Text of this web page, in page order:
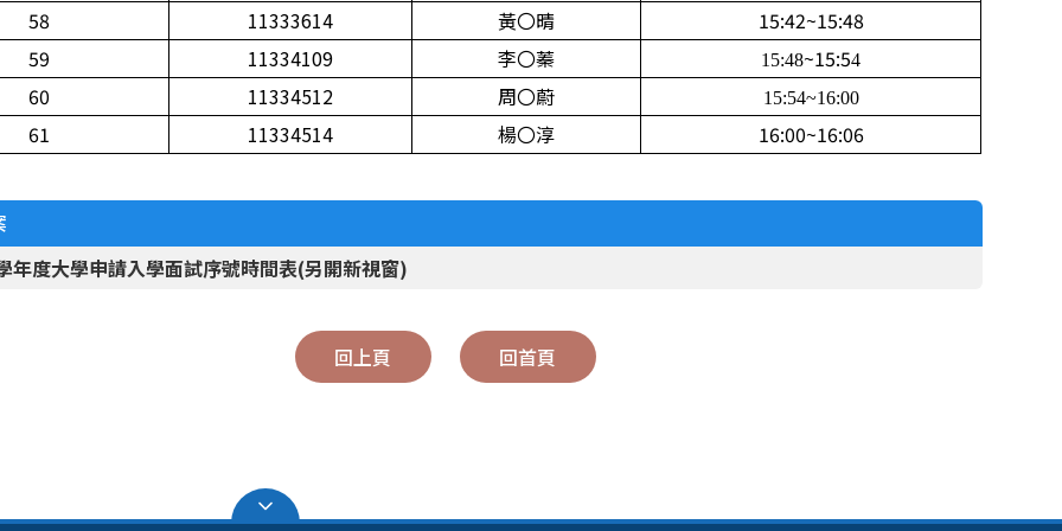
58
11333614 黃〇晴
15:42~15:48
59
11334109 李〇蓁 15:48~15:54
60 11334512 周〇蔚 15:54~16:00
61 11334514 楊〇淳 16:00~16:06
年度大學申請入學面試序號時間表(另開新視窗)
回上頁 回首頁